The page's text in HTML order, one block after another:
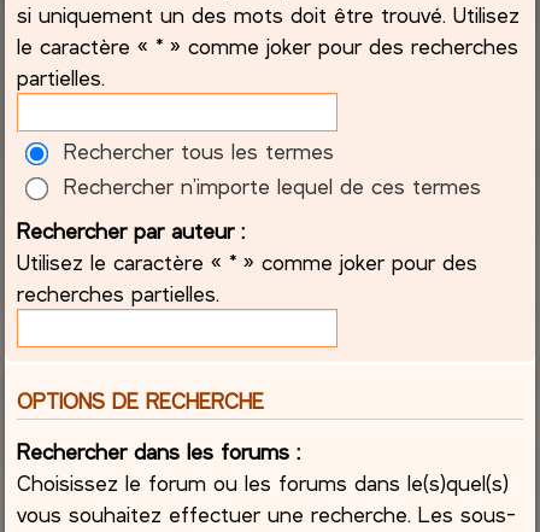
si uniquement un des mots doit être trouvé. Utilisez
le caractère « * » comme joker pour des recherches
partielles.
Rechercher tous les termes
Rechercher n’importe lequel de ces termes
Rechercher par auteur :
Utilisez le caractère « * » comme joker pour des
recherches partielles.
OPTIONS DE RECHERCHE
Rechercher dans les forums :
Choisissez le forum ou les forums dans le(s)quel(s)
vous souhaitez effectuer une recherche. Les sous-